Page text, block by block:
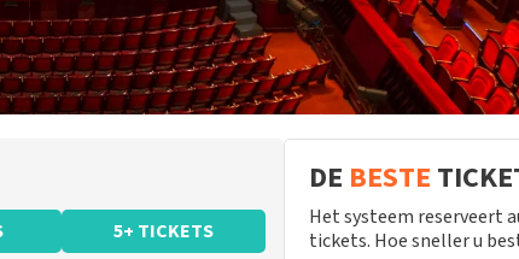
5+ TICKETS
DE BESTE
Het systeem reserveert
tickets. Hoe sneller u